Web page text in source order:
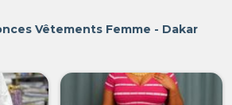
Vêtements Femme - Dakar